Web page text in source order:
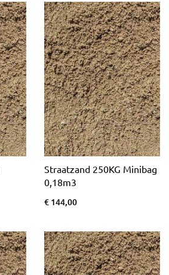
Straatzand 250KG Minibag
0,18m3
€ 144,00